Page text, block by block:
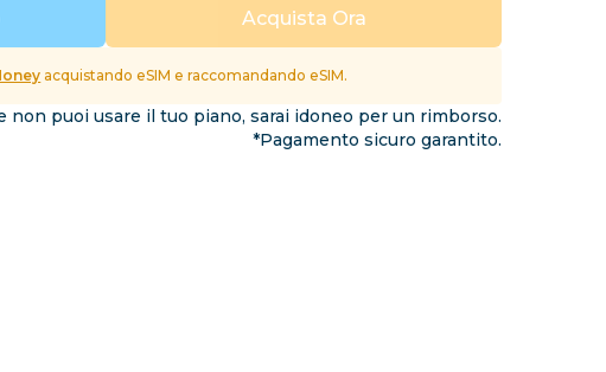
Acquista Ora
acquistando eSIM e raccomandando eSIM.
non puoi usare il tuo piano, sarai idoneo per un rimborso.
*Pagamento sicuro garantito.